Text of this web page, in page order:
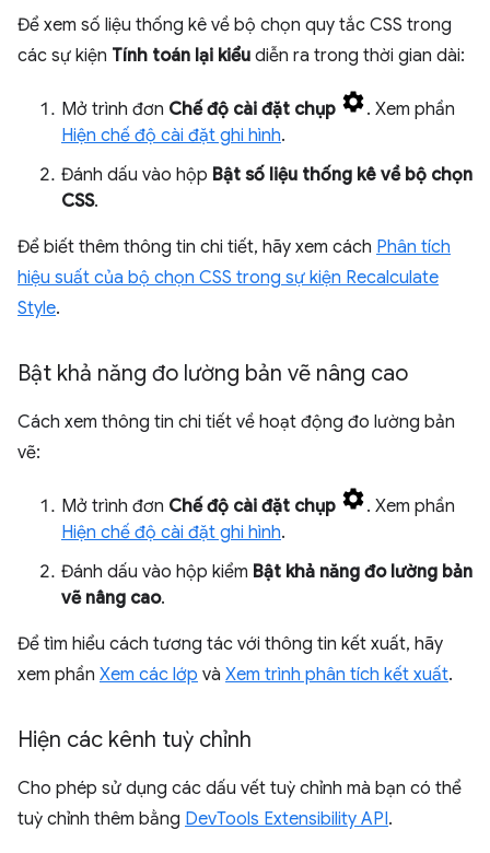
Để xem số liệu thống kê về bộ chọn quy tắc CSS trong
các sự kiện Tính toán lại kiểu diễn ra trong thời gian dài:
Mở trình đơn Chế độ cài đặt chụp
. Xem phần
Hiện chế độ cài đặt ghi hình.
Đánh dấu vào hộp Bật số liệu thống kê về bộ chọn
CSS.
Để biết thêm thông tin chi tiết, hãy xem cách Phân tích
hiệu suất của bộ chọn CSS trong sự kiện Recalculate
Style.
Bật khả năng đo lường bản vẽ nâng cao
Cách xem thông tin chi tiết về hoạt động đo lường bản
vẽ:
Mở trình đơn Chế độ cài đặt chụp
. Xem phần
Hiện chế độ cài đặt ghi hình.
Đánh dấu vào hộp kiểm Bật khả năng đo lường bản
vẽ nâng cao.
Để tìm hiểu cách tương tác với thông tin kết xuất, hãy
xem phần Xem các lớp và Xem trình phân tích kết xuất.
Hiện các kênh tuỳ chỉnh
Cho phép sử dụng các dấu vết tuỳ chỉnh mà bạn có thể
tuỳ chỉnh thêm bằng DevTools Extensibility API.